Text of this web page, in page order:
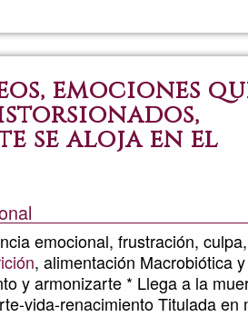
emociones
se aloja en el
emocional, frustración, culpa,
, alimentación Macrobiótica y
y armonizarte * Llega a la
vida-renacimiento Titulada en